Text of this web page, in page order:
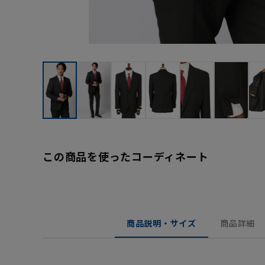
この商品を使ったコーディネート
商品説明・サイズ 商品詳細